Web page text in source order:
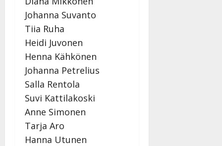
Johanna Suvanto
Tiia Ruha
Heidi Juvonen
Henna Kähkönen
Johanna Petrelius
Salla Rentola
Suvi Kattilakoski
Anne Simonen
Tarja Aro
Hanna Utunen